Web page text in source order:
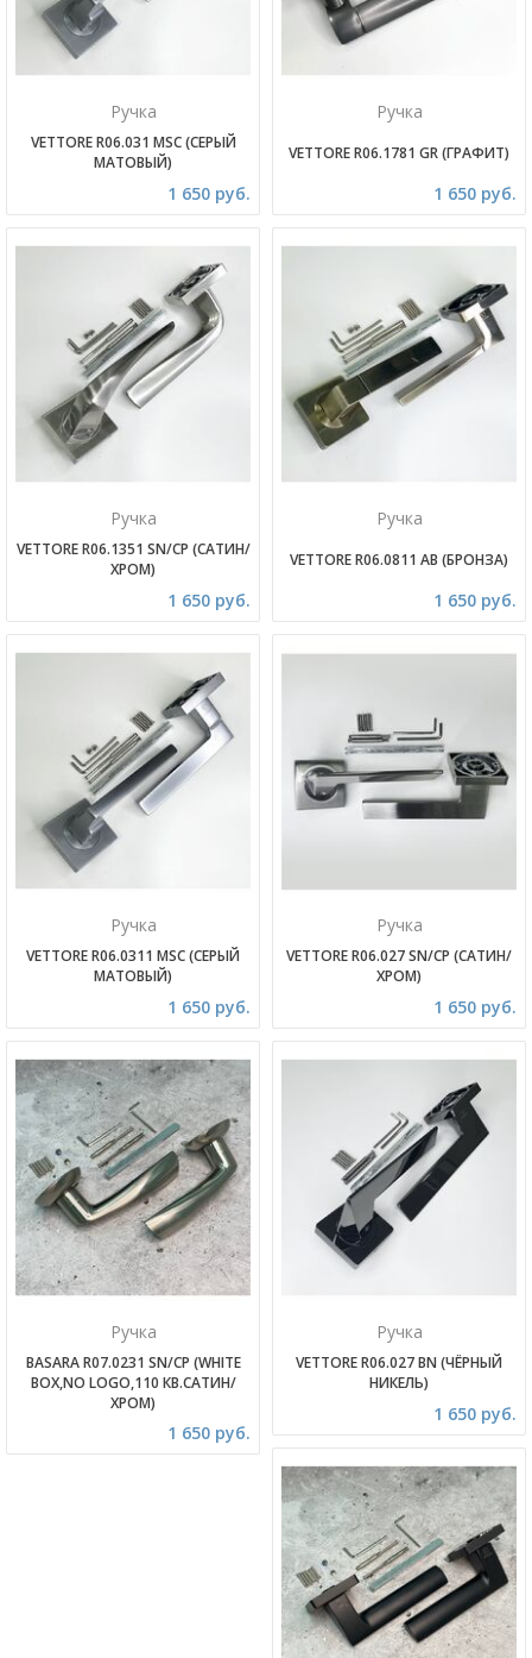
Ручка
VETTORE R06.031 MSC (СЕРЫЙ
МАТОВЫЙ)
1 650 руб.
Ручка
VETTORE R06.1781 GR (ГРАФИТ)
1 650 руб.
Ручка
VETTORE R06.1351 SN/CP (САТИН/
ХРОМ)
1 650 руб.
Ручка
VETTORE R06.0811 AB (БРОНЗА)
1 650 руб.
Ручка
VETTORE R06.0311 MSC (СЕРЫЙ
МАТОВЫЙ)
1 650 руб.
Ручка
VETTORE R06.027 SN/CP (САТИН/
ХРОМ)
1 650 руб.
Ручка
BASARA R07.0231 SN/CP (WHITE
BOX,NO LOGO,110 КВ.САТИН/
ХРОМ)
1 650 руб.
Ручка
VETTORE R06.027 BN (ЧЁРНЫЙ
НИКЕЛЬ)
1 650 руб.